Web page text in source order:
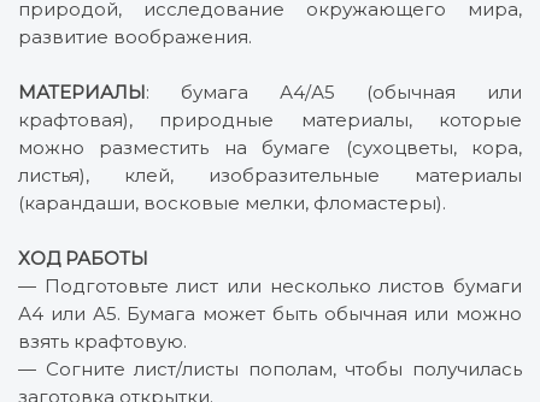
природой, исследование окружающего мира,
развитие воображения.
МАТЕРИАЛЫ: бумага А4/А5 (обычная или
крафтовая), природные материалы, которые
можно разместить на бумаге (сухоцветы, кора,
листья), клей, изобразительные материалы
(карандаши, восковые мелки, фломастеры).
ХОД РАБОТЫ
— Подготовьте лист или несколько листов бумаги
А4 или А5. Бумага может быть обычная или можно
взять крафтовую.
— Согните лист/листы пополам, чтобы получилась
заготовка открытки.